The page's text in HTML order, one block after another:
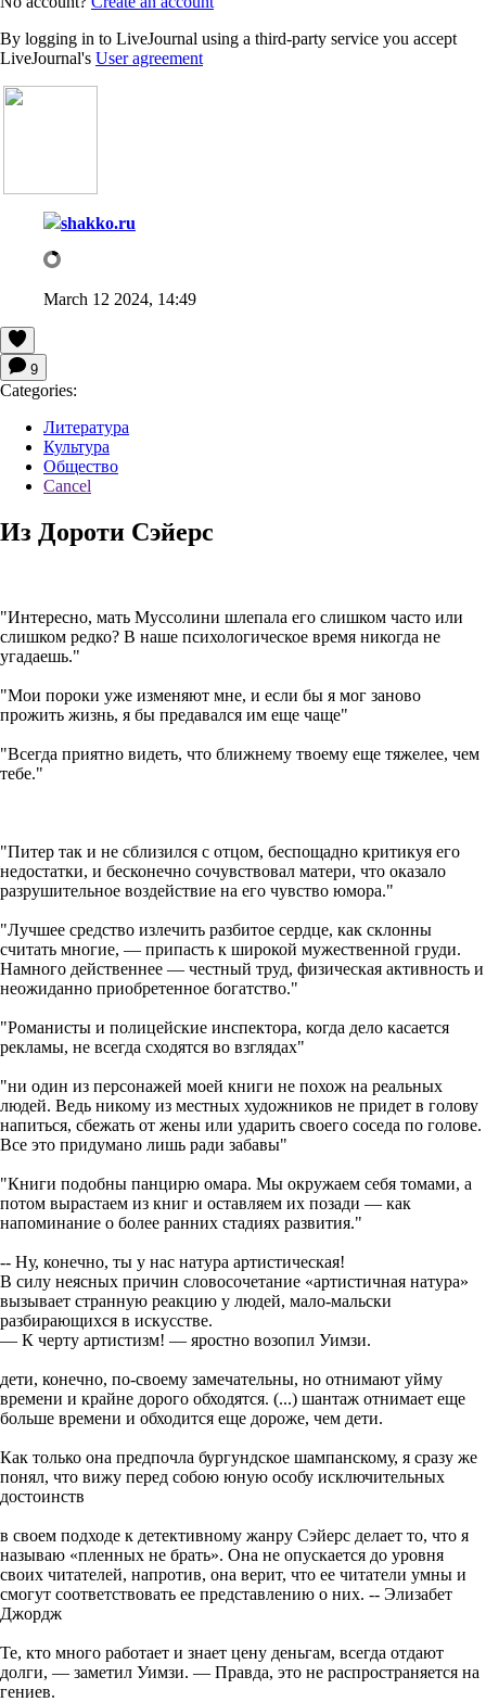
By logging in to LiveJournal using a third-party service you accept
LiveJournal's User agreement
shakko.ru
March 12 2024, 14:49
9
Categories:
Литература
Культура
Общество
Cancel
Из Дороти Сэйерс
"Интересно, мать Муссолини шлепала его слишком часто или
слишком редко? В наше психологическое время никогда не
угадаешь."
"Мои пороки уже изменяют мне, и если бы я мог заново
прожить жизнь, я бы предавался им еще чаще"
"Всегда приятно видеть, что ближнему твоему еще тяжелее, чем
тебе."
"Питер так и не сблизился с отцом, беспощадно критикуя его
недостатки, и бесконечно сочувствовал матери, что оказало
разрушительное воздействие на его чувство юмора."
"Лучшее средство излечить разбитое сердце, как склонны
считать многие, — припасть к широкой мужественной груди.
Намного действеннее — честный труд, физическая активность и
неожиданно приобретенное богатство."
"Романисты и полицейские инспектора, когда дело касается
рекламы, не всегда сходятся во взглядах"
"ни один из персонажей моей книги не похож на реальных
людей. Ведь никому из местных художников не придет в голову
напиться, сбежать от жены или ударить своего соседа по голове.
Все это придумано лишь ради забавы"
"Книги подобны панцирю омара. Мы окружаем себя томами, а
потом вырастаем из книг и оставляем их позади — как
напоминание о более ранних стадиях развития."
-- Ну, конечно, ты у нас натура артистическая!
В силу неясных причин словосочетание «артистичная натура»
вызывает странную реакцию у людей, мало-мальски
разбирающихся в искусстве.
— К черту артистизм! — яростно возопил Уимзи.
дети, конечно, по-своему замечательны, но отнимают уйму
времени и крайне дорого обходятся. (...) шантаж отнимает еще
больше времени и обходится еще дороже, чем дети.
Как только она предпочла бургундское шампанскому, я сразу же
понял, что вижу перед собою юную особу исключительных
достоинств
в своем подходе к детективному жанру Сэйерс делает то, что я
называю «пленных не брать». Она не опускается до уровня
своих читателей, напротив, она верит, что ее читатели умны и
смогут соответствовать ее представлению о них. -- Элизабет
Джордж
Те, кто много работает и знает цену деньгам, всегда отдают
долги, — заметил Уимзи. — Правда, это не распространяется на
гениев.